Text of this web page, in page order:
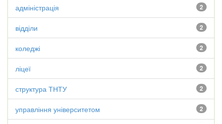
2
адміністрація
2
відділи
2
коледжі
2
ліцеї
2
структура ТНТУ
2
управління університетом